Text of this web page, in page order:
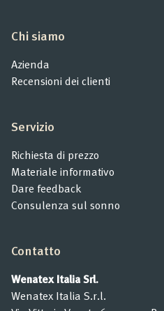
Chi siamo
Azienda
Recensioni dei clienti
Servizio
Richiesta di prezzo
Materiale informativo
Dare feedback
Consulenza sul sonno
Contatto
Wenatex Italia Srl.
Wenatex Italia S.r.l.